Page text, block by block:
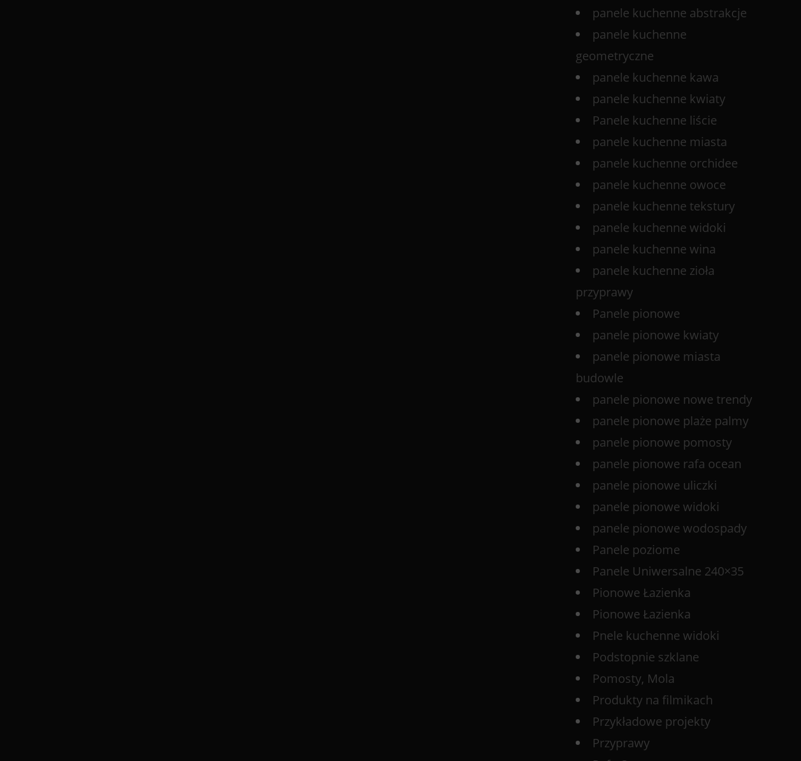
panele kuchenne abstrakcje
panele kuchenne
geometryczne
panele kuchenne kawa
panele kuchenne kwiaty
Panele kuchenne liście
panele kuchenne miasta
panele kuchenne orchidee
panele kuchenne owoce
panele kuchenne tekstury
panele kuchenne widoki
panele kuchenne wina
panele kuchenne zioła
przyprawy
Panele pionowe
panele pionowe kwiaty
panele pionowe miasta
budowle
panele pionowe nowe trendy
panele pionowe plaże palmy
panele pionowe pomosty
panele pionowe rafa ocean
panele pionowe uliczki
panele pionowe widoki
panele pionowe wodospady
Panele poziome
Panele Uniwersalne 240×35
Pionowe Łazienka
Pionowe Łazienka
Pnele kuchenne widoki
Podstopnie szklane
Pomosty, Mola
Produkty na filmikach
Przykładowe projekty
Przyprawy